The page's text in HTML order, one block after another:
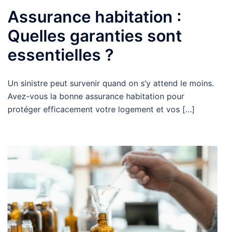
Assurance habitation :
Quelles garanties sont
essentielles ?
Un sinistre peut survenir quand on s’y attend le moins.
Avez-vous la bonne assurance habitation pour
protéger efficacement votre logement et vos […]